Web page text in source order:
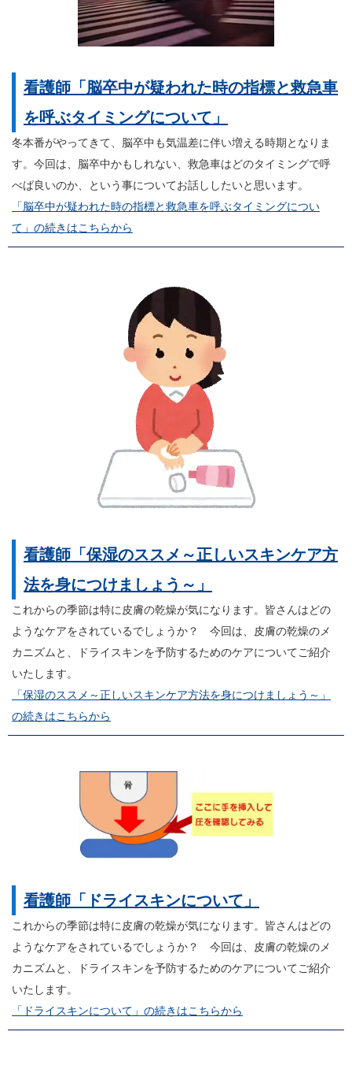
看護師「脳卒中が疑われた時の指標と救急車
を呼ぶタイミングについて」
冬本番がやってきて、脳卒中も気温差に伴い増える時期となりま
す。今回は、脳卒中かもしれない、救急車はどのタイミングで呼
べば良いのか、という事についてお話ししたいと思います。
「脳卒中が疑われた時の指標と救急車を呼ぶタイミングについ
て」の続きはこちらから
看護師「保湿のススメ～正しいスキンケア方
法を身につけましょう～」
これからの季節は特に皮膚の乾燥が気になります。皆さんはどの
ようなケアをされているでしょうか？ 今回は、皮膚の乾燥のメ
カニズムと、ドライスキンを予防するためのケアについてご紹介
いたします。
「保湿のススメ～正しいスキンケア方法を身につけましょう～」
の続きはこちらから
看護師「ドライスキンについて」
これからの季節は特に皮膚の乾燥が気になります。皆さんはどの
ようなケアをされているでしょうか？ 今回は、皮膚の乾燥のメ
カニズムと、ドライスキンを予防するためのケアについてご紹介
いたします。
「ドライスキンについて」の続きはこちらから